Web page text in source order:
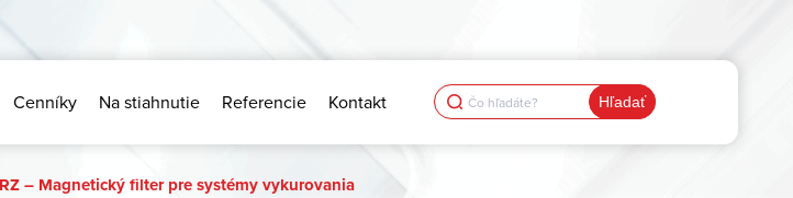
Cenníky Na stiahnutie Referencie Kontakt Search
for:
– Magnetický filter pre systémy vykurovania